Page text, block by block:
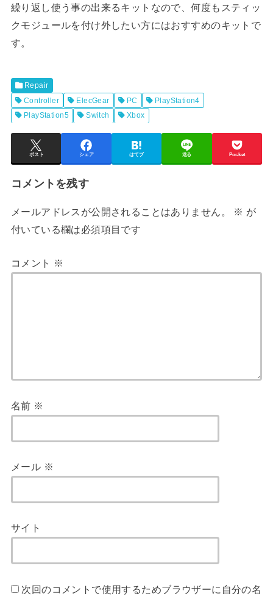
繰り返し使う事の出来るキットなので、何度もスティッ
クモジュールを付け外したい方にはおすすめのキットで
す。
Repair
Controller
ElecGear PC
PlayStation4
PlayStation5
Switch Xbox
ポスト シェア はてブ 送る Pocket
コメントを残す
メールアドレスが公開されることはありません。 ※ が
付いている欄は必須項目です
コメント ※
名前 ※
メール ※
サイト
次回のコメントで使用するためブラウザーに自分の名